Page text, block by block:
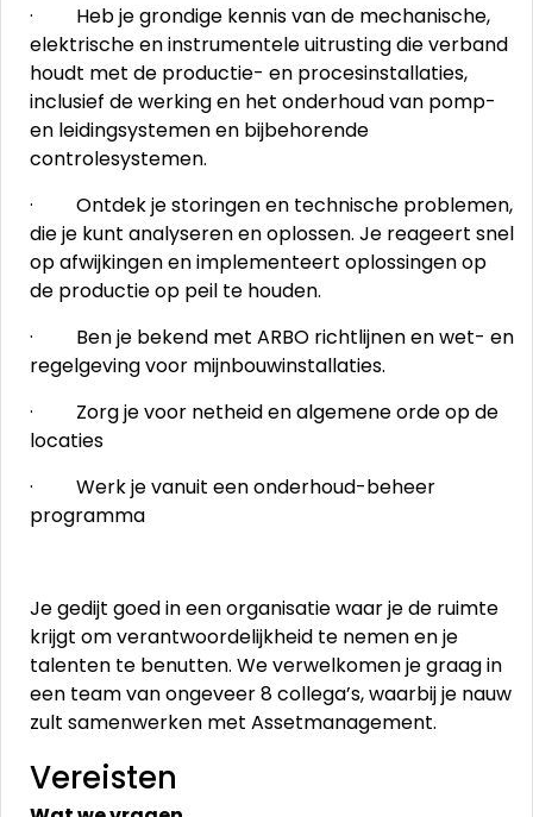
· Heb je grondige kennis van de mechanische,
elektrische en instrumentele uitrusting die verband
houdt met de productie- en procesinstallaties,
inclusief de werking en het onderhoud van pomp-
en leidingsystemen en bijbehorende
controlesystemen.
· Ontdek je storingen en technische problemen,
die je kunt analyseren en oplossen. Je reageert snel
op afwijkingen en implementeert oplossingen op
de productie op peil te houden.
· Ben je bekend met ARBO richtlijnen en wet- en
regelgeving voor mijnbouwinstallaties.
· Zorg je voor netheid en algemene orde op de
locaties
· Werk je vanuit een onderhoud-beheer
programma
Je gedijt goed in een organisatie waar je de ruimte
krijgt om verantwoordelijkheid te nemen en je
talenten te benutten. We verwelkomen je graag in
een team van ongeveer 8 collega’s, waarbij je nauw
zult samenwerken met Assetmanagement.
Vereisten